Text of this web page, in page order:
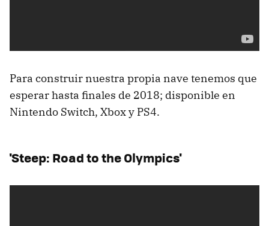
Para construir nuestra propia nave tenemos que
esperar hasta finales de 2018; disponible en
Nintendo Switch, Xbox y PS4.
'Steep: Road to the Olympics'